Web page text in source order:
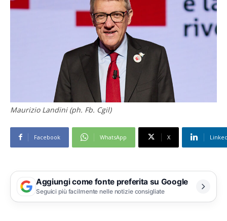
Maurizio Landini (ph. Fb. Cgil)
Facebook WhatsApp X
Aggiungi come fonte preferita su Google
Seguici più facilmente nelle notizie consigliate